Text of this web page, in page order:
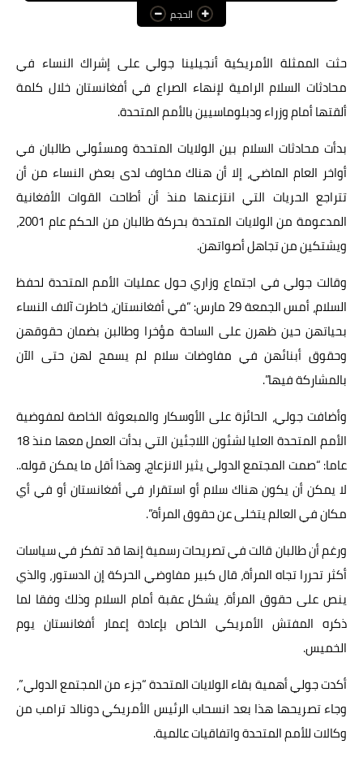
عالم المرأة
فن وثقافة
أخبار مصر
أخبار عربية
أخبار النجوم
أخبار العالم
الحجم
حثت الممثلة الأمريكية أنجيلينا جولي على إشراك النساء في
محادثات السلام الرامية لإنهاء الصراع في أفغانستان خلال كلمة
ألقتها أمام وزراء ودبلوماسيين بالأمم المتحدة.
بدأت محادثات السلام بين الولايات المتحدة ومسئولي طالبان في
أواخر العام الماضي، إلا أن هناك مخاوف لدى بعض النساء من أن
تتراجع الحريات التي انتزعنها منذ أن أطاحت القوات الأفغانية
المدعومة من الولايات المتحدة بحركة طالبان من الحكم عام 2001،
ويشتكين من تجاهل أصواتهن.
وقالت جولي في اجتماع وزاري حول عمليات الأمم المتحدة لحفظ
السلام، أمس الجمعة 29 مارس: “في أفغانستان، خاطرت آلاف النساء
بحياتهن حين ظهرن على الساحة مؤخرا وطالبن بضمان حقوقهن
وحقوق أبنائهن في مفاوضات سلام لم يسمح لهن حتى الآن
بالمشاركة فيها”.
وأضافت جولي، الحائزة على الأوسكار والمبعوثة الخاصة لمفوضية
الأمم المتحدة العليا لشئون اللاجئين التي بدأت العمل معها منذ 18
عاما: “صمت المجتمع الدولي يثير الانزعاج، وهذا أقل ما يمكن قوله..
لا يمكن أن يكون هناك سلام أو استقرار في أفغانستان أو في أي
مكان في العالم يتخلى عن حقوق المرأة”.
ورغم أن طالبان قالت في تصريحات رسمية إنها قد تفكر في سياسات
أكثر تحررا تجاه المرأة، قال كبير مفاوضي الحركة إن الدستور، والذي
ينص على حقوق المرأة، يشكل عقبة أمام السلام وذلك وفقا لما
ذكره المفتش الأمريكي الخاص بإعادة إعمار أفغانستان يوم
الخميس.
أكدت جولي أهمية بقاء الولايات المتحدة “جزء من المجتمع الدولي”،
وجاء تصريحها هذا بعد انسحاب الرئيس الأمريكي دونالد ترامب من
وكالات للأمم المتحدة واتفاقيات عالمية.